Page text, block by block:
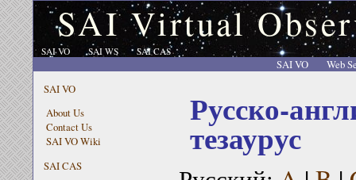
SAI Virtual
SAI VO SAI WS SAI CAS
SAI VO
Web
SAI VO
About Us
Contact Us
SAI VO Wiki
SAI CAS
Русско-
тезаурус